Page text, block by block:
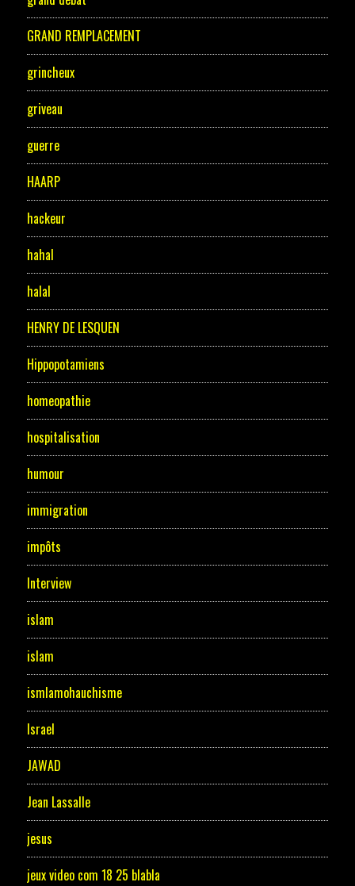
GRAND REMPLACEMENT
grincheux
griveau
guerre
HAARP
hackeur
hahal
halal
HENRY DE LESQUEN
Hippopotamiens
homeopathie
hospitalisation
humour
immigration
impôts
Interview
islam
islam
ismlamohauchisme
Israel
JAWAD
Jean Lassalle
jesus
jeux video com 18 25 blabla